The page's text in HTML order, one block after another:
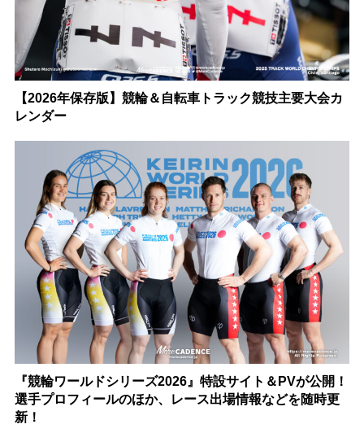
【2026年保存版】競輪＆自転車トラック競技主要大会カ
レンダー
『競輪ワールドシリーズ2026』特設サイト＆PVが公開！
選手プロフィールのほか、レース出場情報などを随時更
新！